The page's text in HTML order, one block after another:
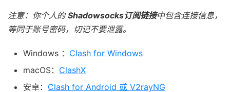
注意：你个人的Shadowsocks订阅链接中包含连接信息，
等同于账号密码，切记不要泄露。
Windows ： Clash for Windows
macOS： ClashX
安卓： Clash for Android 或 V2rayNG